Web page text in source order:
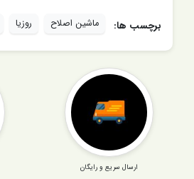
برچسب ها: ماشین اصلاح روزیا
ارسال سریع و رایگان